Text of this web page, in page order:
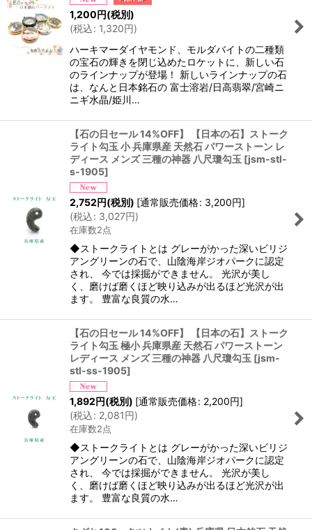
1,200円(税別)
(税込: 1,320円)
ハーキマーダイヤモンド、モルダバイトの二種類
の宝石の輝きを閉じ込めたロケットに、新しい石
のラインナップが登場！ 新しいラインナップの石
は、なんと日本銘石の 富士溶岩/日高翡翠/宮崎ニ
ニギ水晶/姫川…
【石の日セール 14%OFF】 【日本の石】ストーク
ライト勾玉 小 兵庫県産 天然石 パワーストーン レ
ディース メンズ 三種の神器 八尺瓊勾玉 [jsm-stl-
s-1905]
2,752円(税別) [通常販売価格: 3,200円]
(税込: 3,027円)
在庫数2点
◆ストークライトとは グレーがかった深いビリジ
アングリーンの石で、山陰海岸ジオパークに認定
され、 今では採掘ができません。 光沢が美し
く、磨けば磨くほど映り込みが出るほど光沢が出
ます。 豊富な良質の水…
【石の日セール 14%OFF】 【日本の石】ストーク
ライト勾玉 極小 兵庫県産 天然石 パワーストーン
レディース メンズ 三種の神器 八尺瓊勾玉 [jsm-
stl-ss-1905]
1,892円(税別) [通常販売価格: 2,200円]
(税込: 2,081円)
在庫数2点
◆ストークライトとは グレーがかった深いビリジ
アングリーンの石で、山陰海岸ジオパークに認定
され、 今では採掘ができません。 光沢が美し
く、磨けば磨くほど映り込みが出るほど光沢が出
ます。 豊富な良質の水…